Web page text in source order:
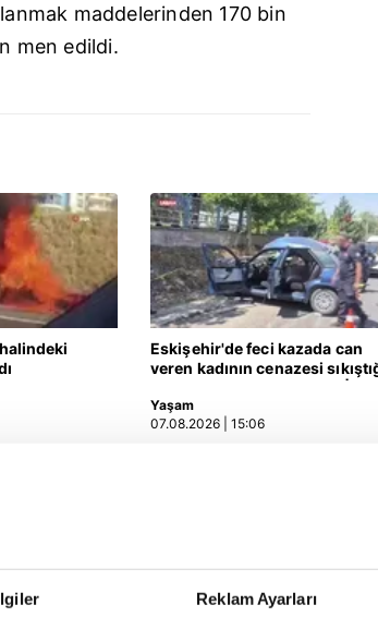
Reklam Ayarları
maddelerinden 170 bin
men edildi.
Eskişehir'de feci kazada can
veren kadının cenazesi
Video
Yaşam
07.08.2026 | 15:06